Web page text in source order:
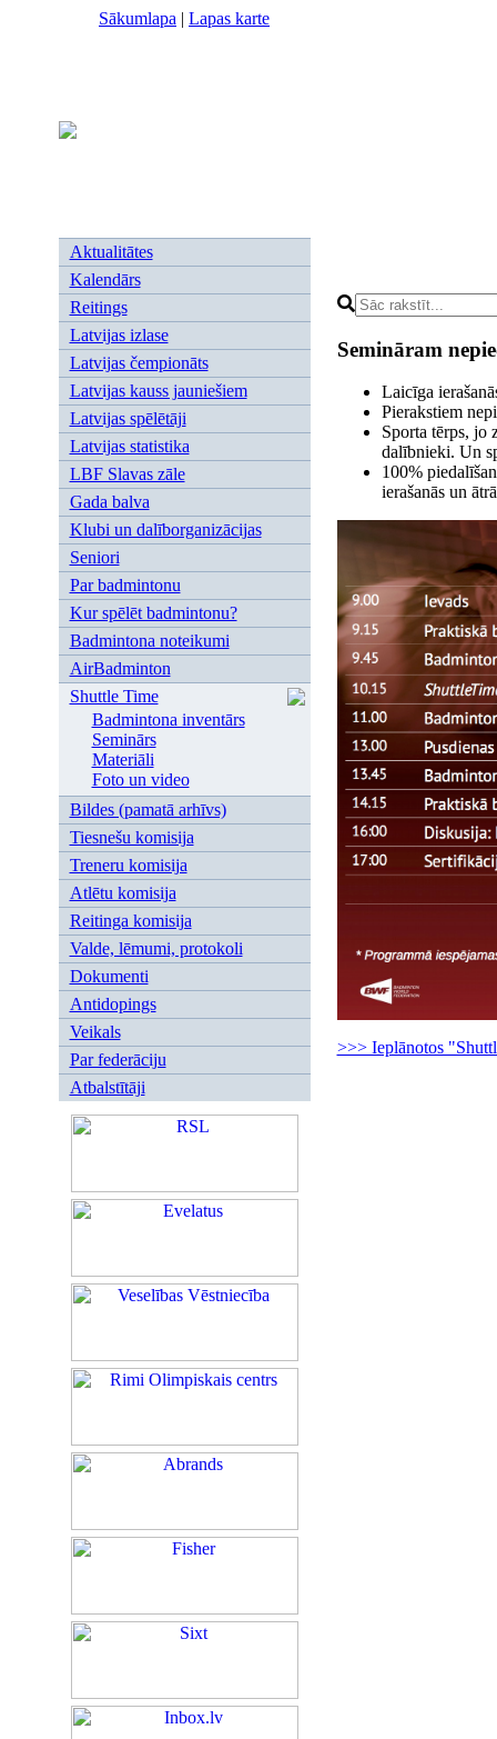
Sākumlapa | Lapas karte
Aktualitātes
Kalendārs
Reitings
Latvijas izlase
Latvijas čempionāts
Latvijas kauss jauniešiem
Latvijas spēlētāji
Latvijas statistika
LBF Slavas zāle
Gada balva
Klubi un dalīborganizācijas
Seniori
Par badmintonu
Kur spēlēt badmintonu?
Badmintona noteikumi
AirBadminton
Shuttle Time
Badmintona inventārs
Seminārs
Materiāli
Foto un video
Bildes (pamatā arhīvs)
Tiesnešu komisija
Treneru komisija
Atlētu komisija
Reitinga komisija
Valde, lēmumi, protokoli
Dokumenti
Antidopings
Veikals
Par federāciju
Atbalstītāji
Semināram
Laicīga
Pierakstiem
Sporta tērps, jo
dalībnieki. Un
100%
ierašanās un
>>> Ieplānotos